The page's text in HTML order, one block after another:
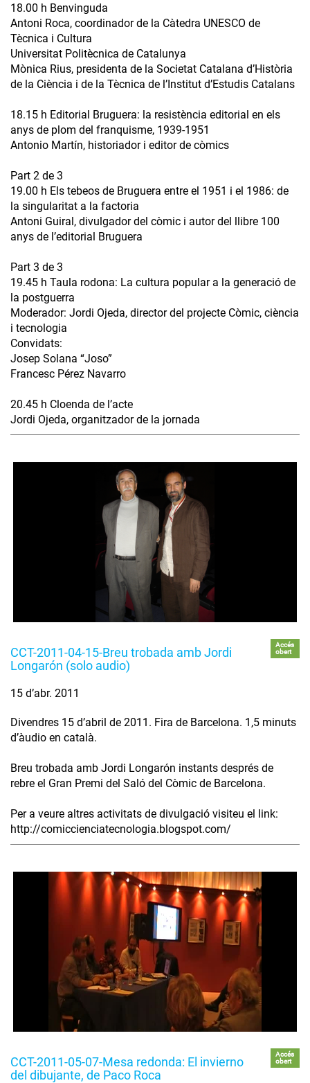
18.00 h Benvinguda
Antoni Roca, coordinador de la Càtedra UNESCO de
Tècnica i Cultura
Universitat Politècnica de Catalunya
Mònica Rius, presidenta de la Societat Catalana d’Història
de la Ciència i de la Tècnica de l’Institut d’Estudis Catalans
18.15 h Editorial Bruguera: la resistència editorial en els
anys de plom del franquisme, 1939-1951
Antonio Martín, historiador i editor de còmics
Part 2 de 3
19.00 h Els tebeos de Bruguera entre el 1951 i el 1986: de
la singularitat a la factoria
Antoni Guiral, divulgador del còmic i autor del llibre 100
anys de l’editorial Bruguera
Part 3 de 3
19.45 h Taula rodona: La cultura popular a la generació de
la postguerra
Moderador: Jordi Ojeda, director del projecte Còmic, ciència
i tecnologia
Convidats:
Josep Solana “Joso”
Francesc Pérez Navarro
20.45 h Cloenda de l’acte
Jordi Ojeda, organitzador de la jornada
CCT-2011-04-15-Breu trobada amb Jordi
Longarón (solo audio)
Accés
obert
15 d’abr. 2011
Divendres 15 d’abril de 2011. Fira de Barcelona. 1,5 minuts
d’àudio en català.
Breu trobada amb Jordi Longarón instants després de
rebre el Gran Premi del Saló del Còmic de Barcelona.
Per a veure altres activitats de divulgació visiteu el link:
http://comiccienciatecnologia.blogspot.com/
CCT-2011-05-07-Mesa redonda: El invierno
del dibujante, de Paco Roca
Accés
obert